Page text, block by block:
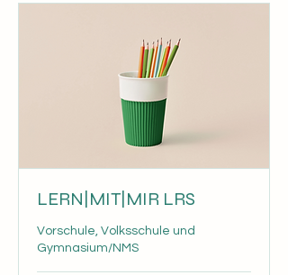
LERN|MIT|MIR LRS
Vorschule, Volksschule und
Gymnasium/NMS